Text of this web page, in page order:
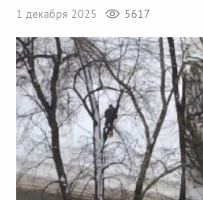
1 декабря 2025
5617